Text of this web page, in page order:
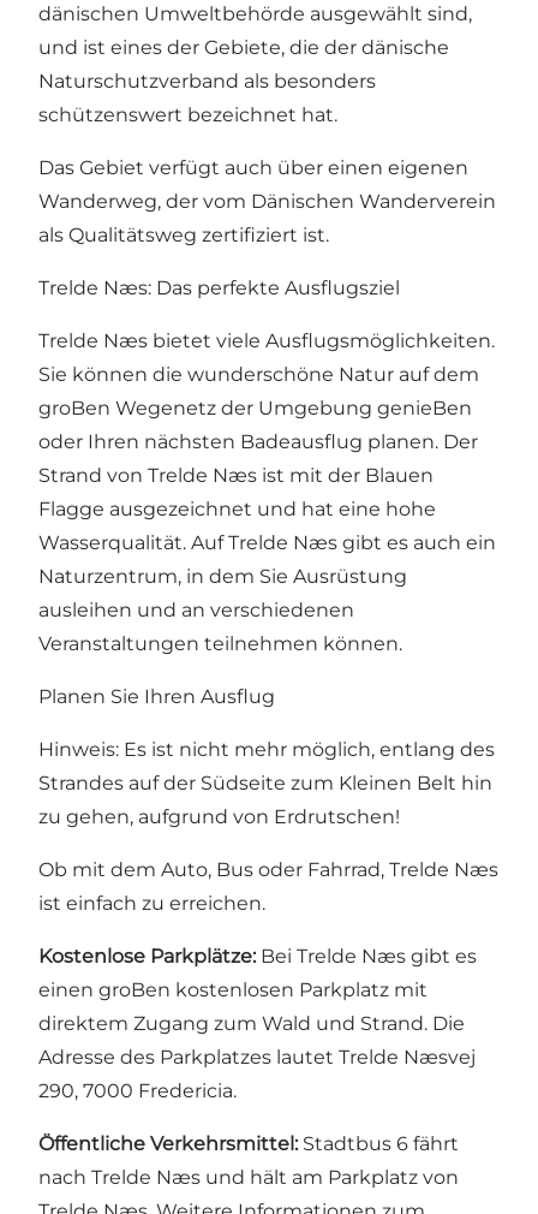
dänischen Umweltbehörde ausgewählt sind,
und ist eines der Gebiete, die der dänische
Naturschutzverband als besonders
schützenswert bezeichnet hat.
Das Gebiet verfügt auch über einen eigenen
Wanderweg, der vom Dänischen Wanderverein
als Qualitätsweg zertifiziert ist.
Trelde Næs: Das perfekte Ausflugsziel
Trelde Næs bietet viele Ausflugsmöglichkeiten.
Sie können die wunderschöne Natur auf dem
groBen Wegenetz der Umgebung genieBen
oder Ihren nächsten Badeausflug planen. Der
Strand von Trelde Næs ist mit der Blauen
Flagge ausgezeichnet und hat eine hohe
Wasserqualität. Auf Trelde Næs gibt es auch ein
Naturzentrum, in dem Sie Ausrüstung
ausleihen und an verschiedenen
Veranstaltungen teilnehmen können.
Planen Sie Ihren Ausflug
Hinweis: Es ist nicht mehr möglich, entlang des
Strandes auf der Südseite zum Kleinen Belt hin
zu gehen, aufgrund von Erdrutschen!
Ob mit dem Auto, Bus oder Fahrrad, Trelde Næs
ist einfach zu erreichen.
Kostenlose Parkplätze: Bei Trelde Næs gibt es
einen groBen kostenlosen Parkplatz mit
direktem Zugang zum Wald und Strand. Die
Adresse des Parkplatzes lautet Trelde Næsvej
290, 7000 Fredericia.
Öffentliche Verkehrsmittel: Stadtbus 6 fährt
nach Trelde Næs und hält am Parkplatz von